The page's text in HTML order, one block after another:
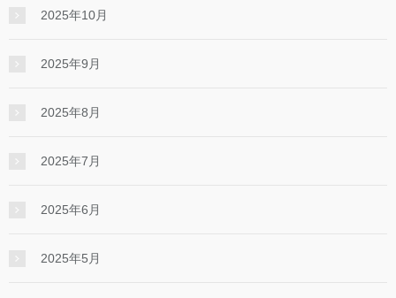
2025年10月
2025年9月
2025年8月
2025年7月
2025年6月
2025年5月